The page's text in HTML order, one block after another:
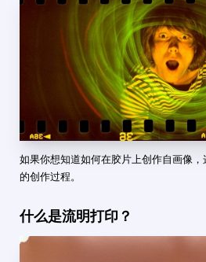
如果你想知道如何在胶片上创作自画像
的创作过程。
什么是流明打印？